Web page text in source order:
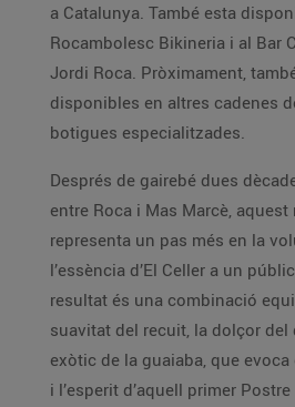
a Catalunya. També esta
Rocambolesc Bikineria i al Bar
Jordi Roca. Pròximament,
disponibles en altres cadenes
botigues especialitzades.
Després de gairebé dues
entre Roca i Mas Marcè,
representa un pas més en la
l’essència d’El Celler a un
resultat és una combinació
suavitat del recuit, la dolçor
exòtic de la guaiaba, que
i l’esperit d’aquell primer